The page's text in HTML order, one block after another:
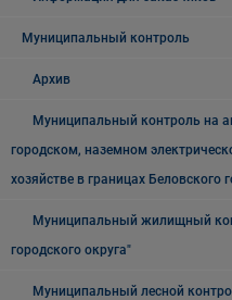
Муниципальный контроль
Архив
Муниципальный контроль на
городском, наземном
хозяйстве в границах Беловского
Муниципальный жилищный
городского округа"
Муниципальный лесной